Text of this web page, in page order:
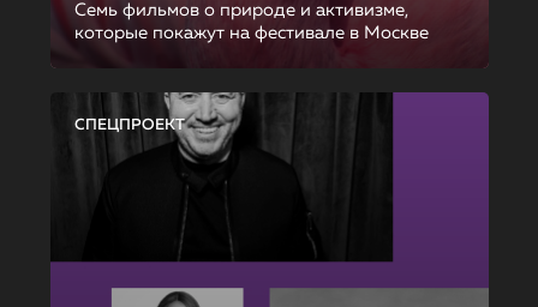
Семь фильмов о природе и активизме,
которые покажут на фестивале в Москве
СПЕЦПРОЕКТ